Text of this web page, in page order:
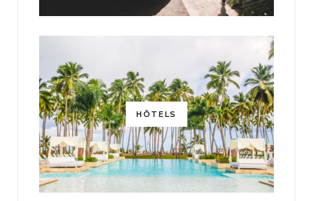
HÔTELS